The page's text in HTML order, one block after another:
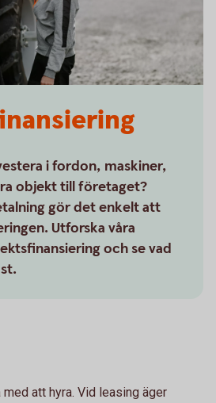
i fordon, maskiner,
objekt till företaget?
gör det enkelt att
Utforska våra
och se vad
att hyra. Vid leasing äger